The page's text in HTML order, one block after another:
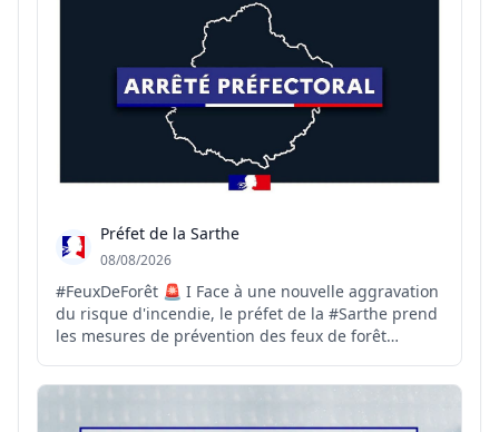
Préfet de la Sarthe
08/08/2026
#FeuxDeForêt 🚨 I Face à une nouvelle aggravation
du risque d'incendie, le préfet de la #Sarthe prend
les mesures de prévention des feux de forêt
stationnement motorisés à compter de ce vendredi